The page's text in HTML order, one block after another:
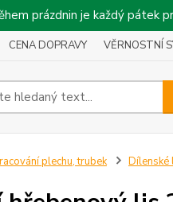
prázdnin je každý pátek
CENA DOPRAVY VĚRNOSTNÍ
plechu, trubek Dílenské